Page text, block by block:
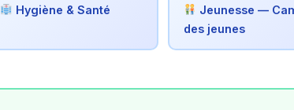
Hygiène & Santé
Jeunesse —
des jeunes